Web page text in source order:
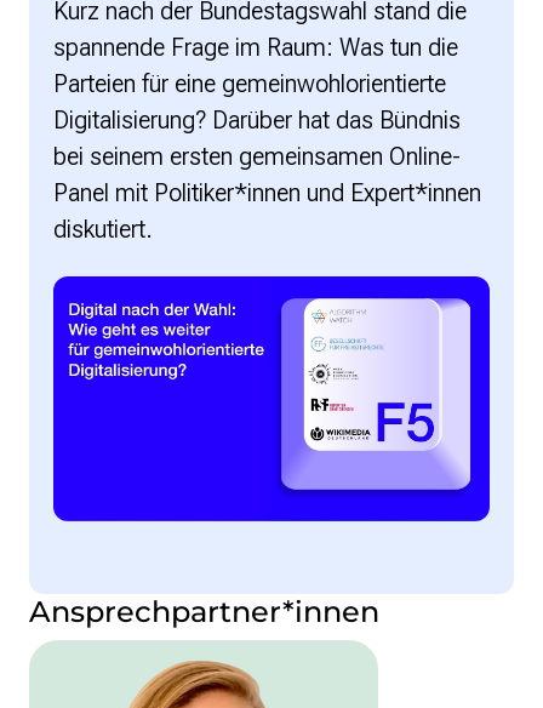
Kurz nach der Bundestagswahl stand die
spannende Frage im Raum: Was tun die
Parteien für eine gemeinwohlorientierte
Digitalisierung? Darüber hat das Bündnis
bei seinem ersten gemeinsamen Online-
Panel mit Politiker*innen und Expert*innen
diskutiert.
Ansprechpartner*innen